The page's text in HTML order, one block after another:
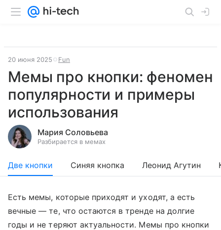
20 июня 2025 Fun
Мемы про кнопки: феномен
популярности и примеры
использования
Мария Соловьева
Разбирается в мемах
Две кнопки Синяя кнопка Леонид Агутин
Есть мемы, которые приходят и уходят, а есть
вечные — те, что остаются в тренде на долгие
годы и не теряют актуальности. Мемы про кнопки